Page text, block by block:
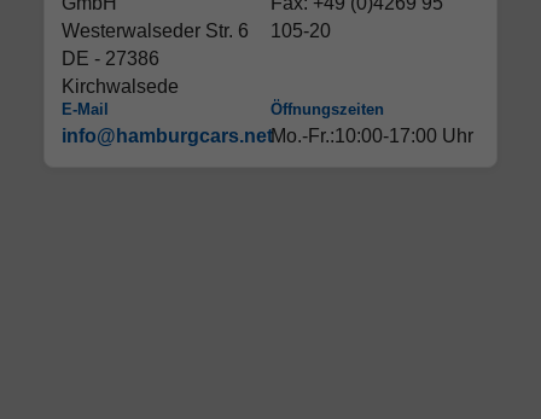
Westerwalseder Str. 6
DE - 27386
Kirchwalsede
105-20
E-Mail
info@hamburgcars.net
Öffnungszeiten
Mo.-Fr.:10:00-17:00 Uhr